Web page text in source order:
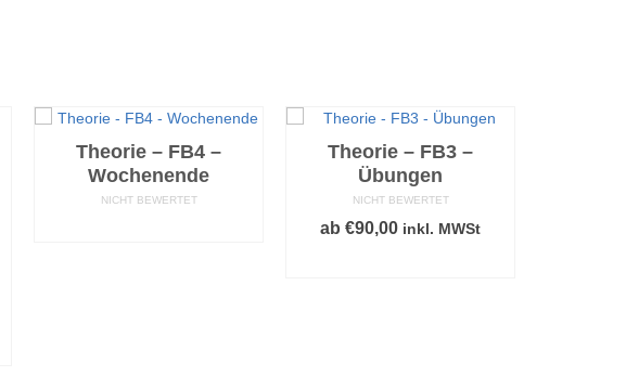
Theorie – FB4 –
Wochenende
NICHT BEWERTET
Theorie – FB3 –
Übungen
NICHT BEWERTET
ab €90,00 inkl. MWSt